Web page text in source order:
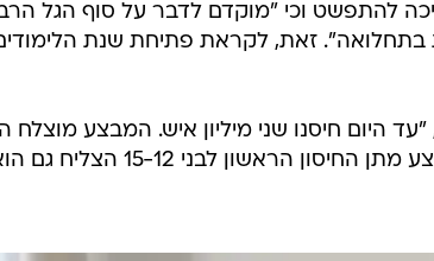
להתפשט וכי "מוקדם לדבר על סוף הגל
זאת, לקראת פתיחת שנת
היום חיסנו שני מיליון איש. המבצע מוצלח הן
בקצב שלו והן בתוצאותיו". הוא עוד פירט כי מבצע מתן החיסון הראשון לבני